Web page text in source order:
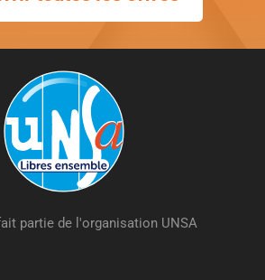
partie de l'organisation UNSA